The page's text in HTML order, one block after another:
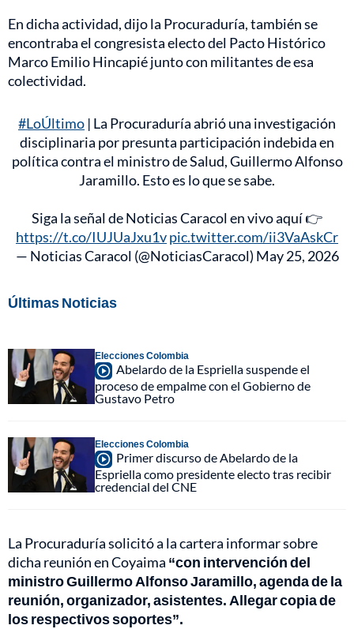
En dicha actividad, dijo la Procuraduría, también se
encontraba el congresista electo del Pacto Histórico
Marco Emilio Hincapié junto con militantes de esa
colectividad.
#LoÚltimo | La Procuraduría abrió una investigación
disciplinaria por presunta participación indebida en
política contra el ministro de Salud, Guillermo Alfonso
Jaramillo. Esto es lo que se sabe.
Siga la señal de Noticias Caracol en vivo aquí 👉
https://t.co/IUJUaJxu1vpic.twitter.com/ii3VaAskCr
— Noticias Caracol (@NoticiasCaracol) May 25, 2026
Últimas Noticias
Elecciones Colombia
Abelardo de la Espriella suspende el
proceso de empalme con el Gobierno de
Gustavo Petro
Elecciones Colombia
Primer discurso de Abelardo de la
Espriella como presidente electo tras recibir
credencial del CNE
La Procuraduría solicitó a la cartera informar sobre
dicha reunión en Coyaima “con intervención del
ministro Guillermo Alfonso Jaramillo, agenda de la
reunión, organizador, asistentes. Allegar copia de
los respectivos soportes”.